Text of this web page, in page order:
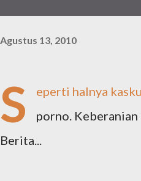
Agustus 13, 2010
S
eperti haInya
porno.
Berita...